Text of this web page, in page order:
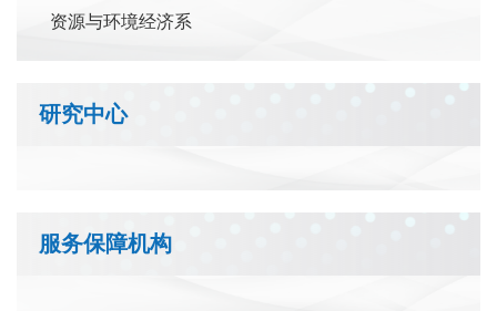
资源与环境经济系
研究中心
服务保障机构